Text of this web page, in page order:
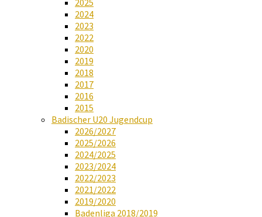
2025
2024
2023
2022
2020
2019
2018
2017
2016
2015
Badischer U20 Jugendcup
2026/2027
2025/2026
2024/2025
2023/2024
2022/2023
2021/2022
2019/2020
Badenliga 2018/2019